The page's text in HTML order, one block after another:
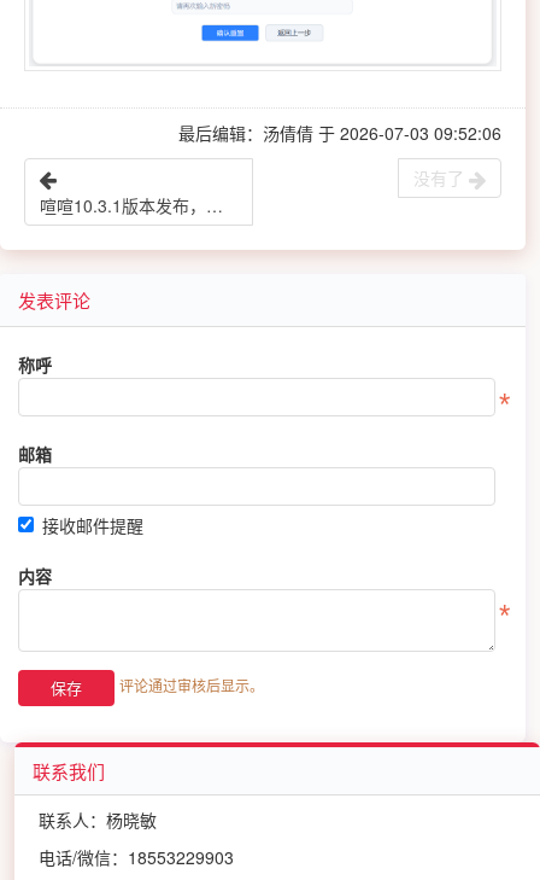
最后编辑：汤倩倩 于 2026-07-03 09:52:06
喧喧10.3.1版本发布，修复高优先级问题，提升稳定性
没有了
发表评论
称呼
邮箱
接收邮件提醒
内容
评论通过审核后显示。
联系我们
联系人：杨晓敏
电话/微信：18553229903